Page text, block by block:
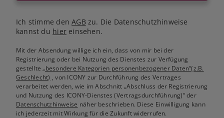
Ich stimme denAGB zu. Die Datenschutzhinweise
kannst du hiereinsehen.
Mit der Absendung willige ich ein, dass von mir bei der
Registrierung oder bei Nutzung des Dienstes zur Verfügung
gestellte„besondere Kategorien personenbezogener Daten“(z.B.
Geschlecht) , von ICONY zur Durchführung des Vertrages
verarbeitet werden, wie im Abschnitt „Abschluss der Registrierung
und Nutzung des ICONY-Dienstes (Vertragsdurchführung)“ der
Datenschutzhinweise näher beschrieben. Diese Einwilligung kann
ich jederzeit mit Wirkung für die Zukunft widerrufen.